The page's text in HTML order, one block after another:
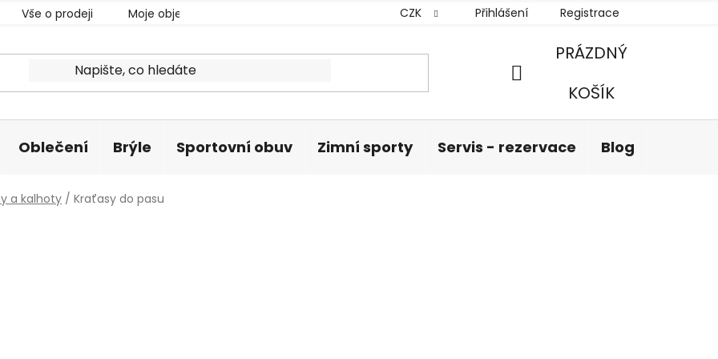
Vše o prodeji Moje objednávka CZK Přihlášení Registrace
NÁKUPNÍ
PRÁZDNÝ
KOŠÍK
Oblečení Brýle Sportovní obuv Zimní sporty Servis - rezervace Blog
a kalhoty / Kraťasy do pasu